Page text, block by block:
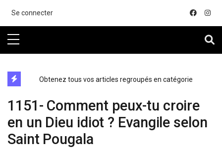
Se connecter
Obtenez tous vos articles regroupés en catégorie
1151- Comment peux-tu croire
en un Dieu idiot ? Evangile selon
Saint Pougala